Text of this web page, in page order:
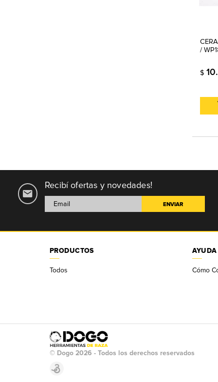
/
$
Recibí ofertas y novedades!
PRODUCTOS
Todos
AYUDA
Cómo
© Dogo 2026 - Todos los derechos reservados